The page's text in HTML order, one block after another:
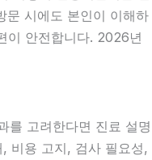
문 시에도 본인이 이해하
이 안전합니다. 2026년
를 고려한다면 진료 설명
비용 고지, 검사 필요성,